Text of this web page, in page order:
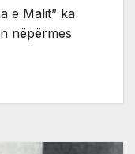
e Malit” ka
nëpërmes